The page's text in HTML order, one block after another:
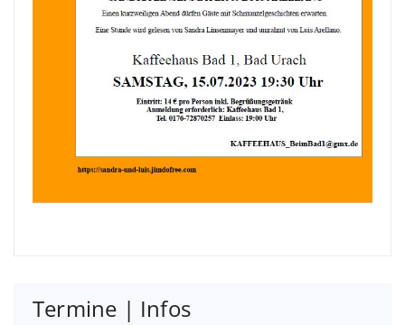
Termine | Infos